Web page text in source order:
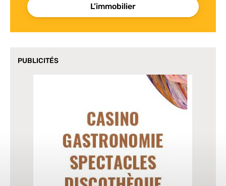
L’immobilier
PUBLICITÉS